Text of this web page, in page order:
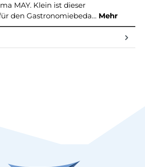
MAY. Klein ist dieser
den Gastronomiebeda… Mehr